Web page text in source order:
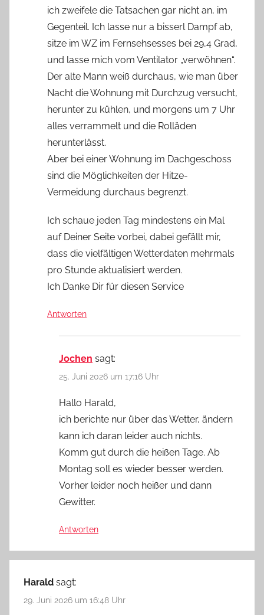
ich zweifele die Tatsachen gar nicht an, im
Gegenteil. Ich lasse nur a bisserl Dampf ab,
sitze im WZ im Fernsehsesses bei 29,4 Grad,
und lasse mich vom Ventilator „verwöhnen“.
Der alte Mann weiß durchaus, wie man über
Nacht die Wohnung mit Durchzug versucht,
herunter zu kühlen, und morgens um 7 Uhr
alles verrammelt und die Rolläden
herunterlässt.
Aber bei einer Wohnung im Dachgeschoss
sind die Möglichkeiten der Hitze-
Vermeidung durchaus begrenzt.
Ich schaue jeden Tag mindestens ein Mal
auf Deiner Seite vorbei, dabei gefällt mir,
dass die vielfältigen Wetterdaten mehrmals
pro Stunde aktualisiert werden.
Ich Danke Dir für diesen Service
Antworten
Jochen sagt:
25. Juni 2026 um 17:16 Uhr
Hallo Harald,
ich berichte nur über das Wetter, ändern
kann ich daran leider auch nichts.
Komm gut durch die heißen Tage. Ab
Montag soll es wieder besser werden.
Vorher leider noch heißer und dann
Gewitter.
Antworten
Harald sagt:
29. Juni 2026 um 16:48 Uhr